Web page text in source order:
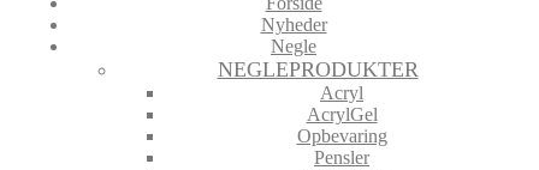
Nyheder
Negle
NEGLEPRODUKTER
Acryl
AcrylGel
Opbevaring
Pensler